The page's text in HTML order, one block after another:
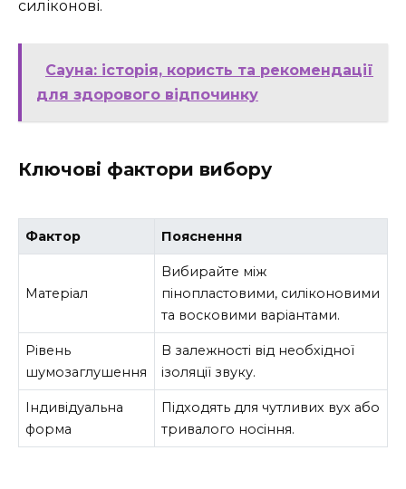
силіконові.
Сауна: історія, користь та рекомендації
для здорового відпочинку
Ключові фактори вибору
Фактор Пояснення
Матеріал
Вибирайте між
пінопластовими, силіконовими
та восковими варіантами.
Рівень
шумозаглушення
В залежності від необхідної
ізоляції звуку.
Індивідуальна
форма
Підходять для чутливих вух або
тривалого носіння.